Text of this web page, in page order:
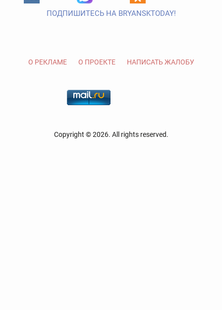
ПОДПИШИТЕСЬ НА BRYANSKTODAY!
О РЕКЛАМЕ О ПРОЕКТЕ НАПИСАТЬ ЖАЛОБУ
Copyright © 2026. All rights reserved.